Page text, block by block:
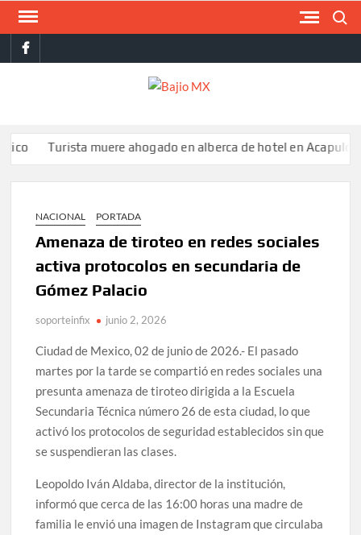
Saltar
contenidofacebook
Turista muere ahogado en alberca de hotel en Acapulco;
NACIONAL PORTADA
Amenaza de tiroteo en redes sociales
activa protocolos en secundaria de
Gómez Palacio
soporteinfix junio 2, 2026
Ciudad de Mexico, 02 de junio de 2026.- El pasado
martes por la tarde se compartió en redes sociales una
presunta amenaza de tiroteo dirigida a la Escuela
Secundaria Técnica número 26 de esta ciudad, lo que
activó los protocolos de seguridad establecidos sin que
se suspendieran las clases.
Leopoldo Iván Aldaba, director de la institución,
informó que cerca de las 16:00 horas una madre de
familia le envió una imagen de Instagram que circulaba